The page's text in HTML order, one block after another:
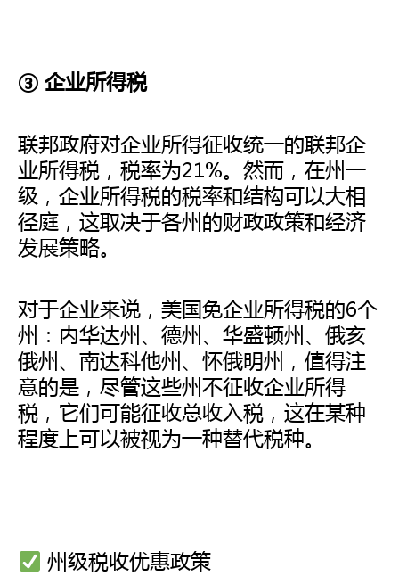
③ 企业所得税
联邦政府对企业所得征收统一的联邦企
业所得税，税率为21%。然而，在州一
级，企业所得税的税率和结构可以大相
径庭，这取决于各州的财政政策和经济
发展策略。
对于企业来说，美国免企业所得税的6个
州：内华达州、德州、华盛顿州、俄亥
俄州、南达科他州、怀俄明州，值得注
意的是，尽管这些州不征收企业所得
税，它们可能征收总收入税，这在某种
程度上可以被视为一种替代税种。
州级税收优惠政策